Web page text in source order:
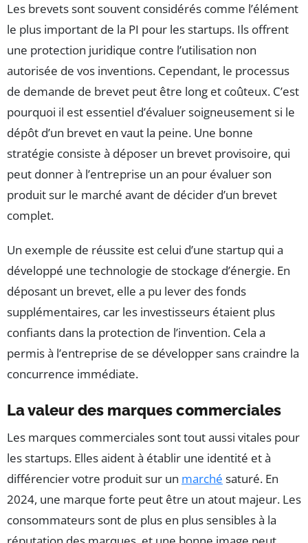
Les brevets sont souvent considérés comme l’élément
le plus important de la PI pour les startups. Ils offrent
une protection juridique contre l’utilisation non
autorisée de vos inventions. Cependant, le processus
de demande de brevet peut être long et coûteux. C’est
pourquoi il est essentiel d’évaluer soigneusement si le
dépôt d’un brevet en vaut la peine. Une bonne
stratégie consiste à déposer un brevet provisoire, qui
peut donner à l’entreprise un an pour évaluer son
produit sur le marché avant de décider d’un brevet
complet.
Un exemple de réussite est celui d’une startup qui a
développé une technologie de stockage d’énergie. En
déposant un brevet, elle a pu lever des fonds
supplémentaires, car les investisseurs étaient plus
confiants dans la protection de l’invention. Cela a
permis à l’entreprise de se développer sans craindre la
concurrence immédiate.
La valeur des marques commerciales
Les marques commerciales sont tout aussi vitales pour
les startups. Elles aident à établir une identité et à
différencier votre produit sur un marché saturé. En
2024, une marque forte peut être un atout majeur. Les
consommateurs sont de plus en plus sensibles à la